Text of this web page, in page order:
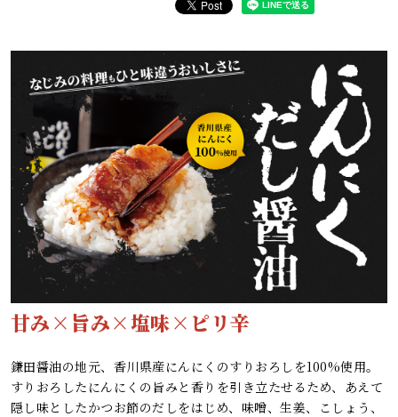
甘み×旨み×塩味×ピリ辛
鎌田醤油の地元、香川県産にんにくのすりおろしを100%使用。
すりおろしたにんにくの旨みと香りを引き立たせるため、あえて
隠し味としたかつお節のだしをはじめ、味噌、生姜、こしょう、